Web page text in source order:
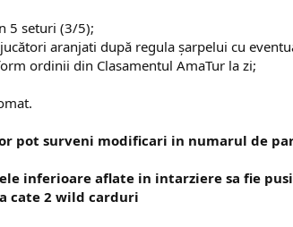
5 seturi (3/5);
aranjati după regula şarpelui cu
ordinii din Clasamentul AmaTur la zi;
pot surveni modificari in numarul de
inferioare aflate in intarziere sa fie
cate 2 wild carduri